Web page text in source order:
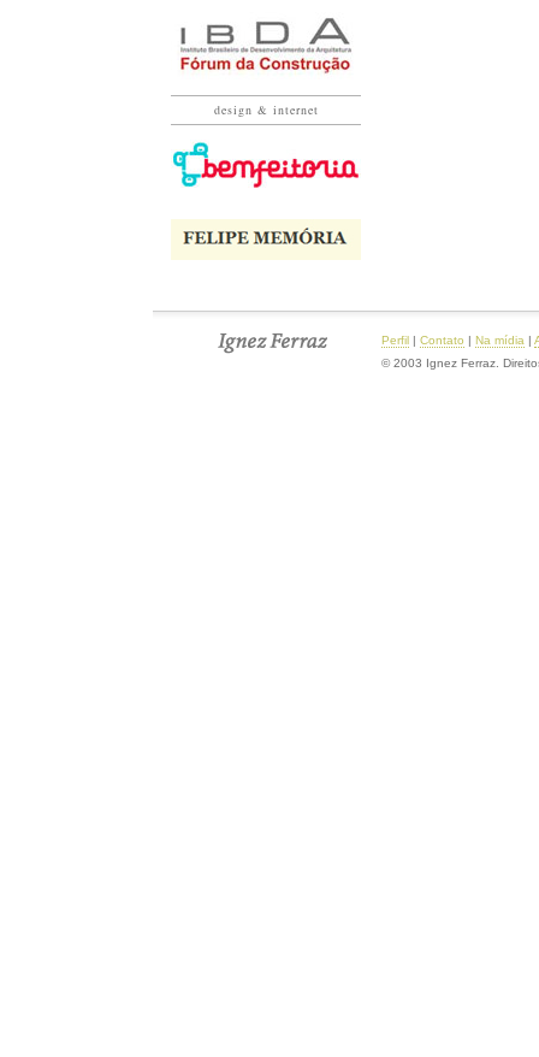
design & internet
Perfil | Contato | Na mídia |
© 2003 Ignez Ferraz.